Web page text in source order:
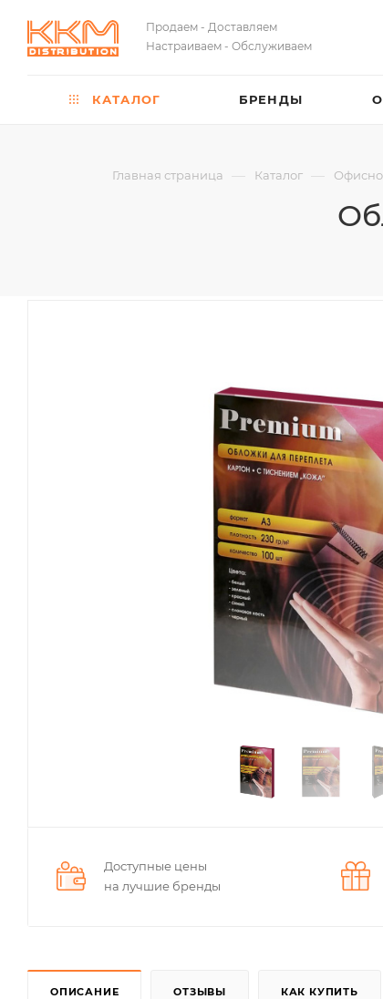
Продаем - Доставляем
Настраиваем - Обслуживаем
КАТАЛОГ БРЕНДЫ
Главная страница — Каталог —
Доступные цены
на лучшие бренды
ОПИСАНИЕ ОТЗЫВЫ КАК КУПИТЬ